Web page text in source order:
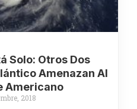
Solo: Otros Dos
Amenazan Al
Americano
2018